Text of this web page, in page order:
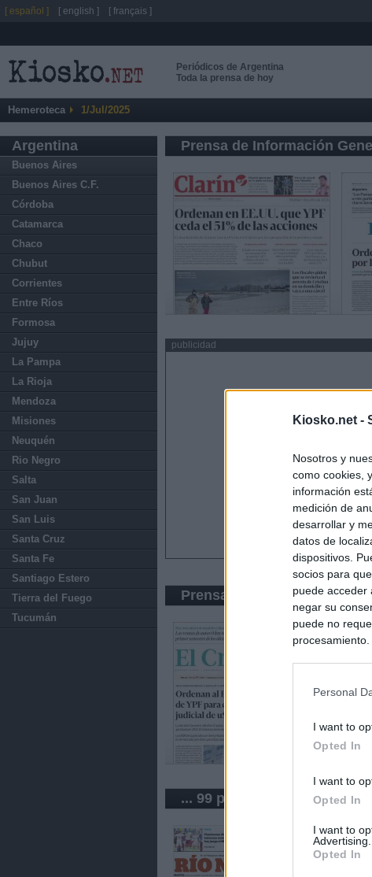
Kiosko.net -
Nosotros y
como cookies,
información
medición de
desarrollar y
datos de
dispositivos.
socios para
puede acceder
negar su
puede no
Personal
I want to
Opted In
I want to
Opted In
I want to
Advertising.
Opted In
Periódicos de Argentina
Toda la prensa de hoy
Hemeroteca 1/Jul/2025
Argentina
Buenos Aires
Buenos Aires C.F.
Córdoba
Catamarca
Chaco
Chubut
Corrientes
Entre Ríos
Formosa
Jujuy
La Pampa
La Rioja
Mendoza
Misiones
Neuquén
Rio Negro
Salta
San Juan
San Luis
Santa Cruz
Santa Fe
Santiago Estero
Tierra del Fuego
Tucumán
Prensa de Información
publicidad
Prensa Económica
... 99 periódicos de Argentina
[ español ] [ english ] [ français ]